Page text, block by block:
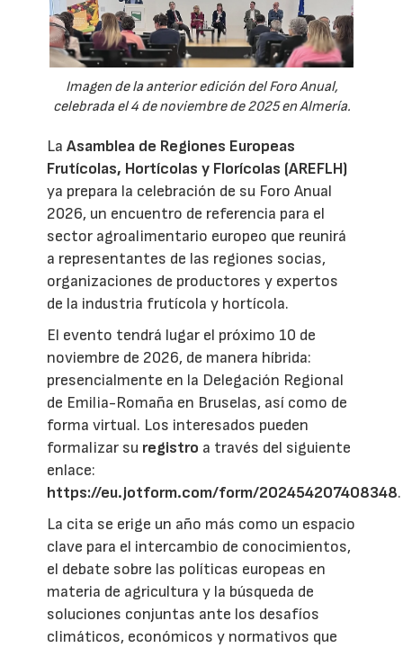
Imagen de la anterior edición del Foro Anual,
celebrada el 4 de noviembre de 2025 en Almería.
LaAsamblea de Regiones Europeas
Frutícolas, Hortícolas y Florícolas (AREFLH)
ya prepara la celebración de su Foro Anual
2026, un encuentro de referencia para el
sector agroalimentario europeo que reunirá
a representantes de las regiones socias,
organizaciones de productores y expertos
de la industria frutícola y hortícola.
El evento tendrá lugar el próximo 10 de
noviembre de 2026, de manera híbrida:
presencialmente en la Delegación Regional
de Emilia-Romaña en Bruselas, así como de
forma virtual. Los interesados pueden
formalizar su registro a través del siguiente
enlace:
https://eu.jotform.com/form/202454207408348.
La cita se erige un año más como un espacio
clave para el intercambio de conocimientos,
el debate sobre las políticas europeas en
materia de agricultura y la búsqueda de
soluciones conjuntas ante los desafíos
climáticos, económicos y normativos que